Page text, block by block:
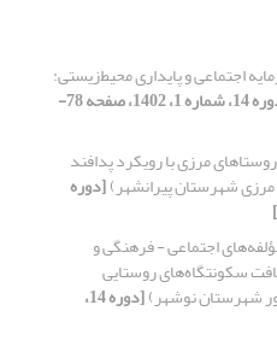
اجتماعی و پایداری ‌محیط‌زیستی‌:
[دوره 14، شماره 1، 1402، صفحه 78-
مرزی با رویکرد پدافند
شهرستان پیرانشهر)[دوره
اجتماعی - فرهنگی و
سکونتگاه‌های روستایی
شهرستان نوشهر) [دوره 14،